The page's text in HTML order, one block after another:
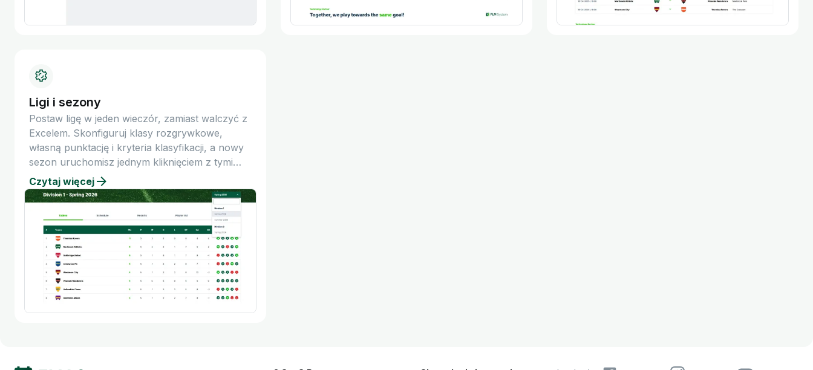
Ligi i sezony
Postaw ligę w jeden wieczór, zamiast walczyć z
Excelem. Skonfiguruj klasy rozgrywkowe,
własną punktację i kryteria klasyfikacji, a nowy
sezon uruchomisz jednym kliknięciem z tymi
samymi rozgrywkami.
Czytaj więcej